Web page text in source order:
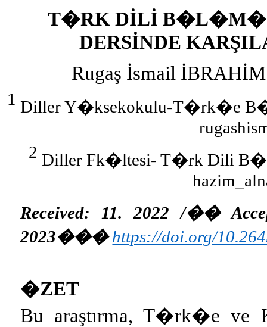
T�RK DİLİ B�L�M�
DERSİNDE
Rugaş İsmail
1 Diller Y�ksekokulu-T�rk�e
2 Diller Fk�ltesi- T�rk Dili
Received: 11. 2022 /��
2023���https://doi.org/
�ZET
Bu araştırma, T�rk�e ve